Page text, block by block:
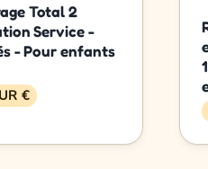
Total 2
Service -
- Pour enfants
€